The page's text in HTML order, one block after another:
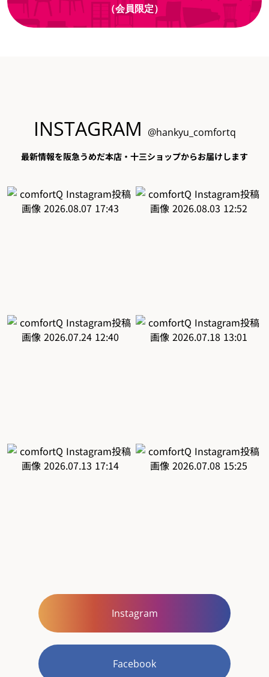
（会員限定）
INSTAGRAM @hankyu_comfortq
最新情報を阪急うめだ本店・十三ショップからお届けします
Instagram
Facebook